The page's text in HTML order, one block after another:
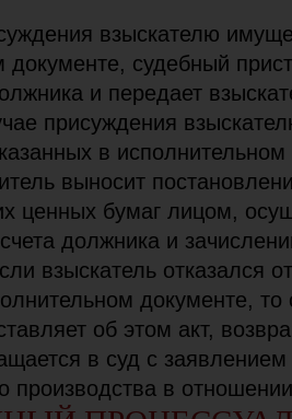
взыскателю
документе, судебный
и передает
присуждения
в
выносит
ценных бумаг лицом,
должника и
взыскатель отказался
документе,
об этом акт,
в суд с
производства в